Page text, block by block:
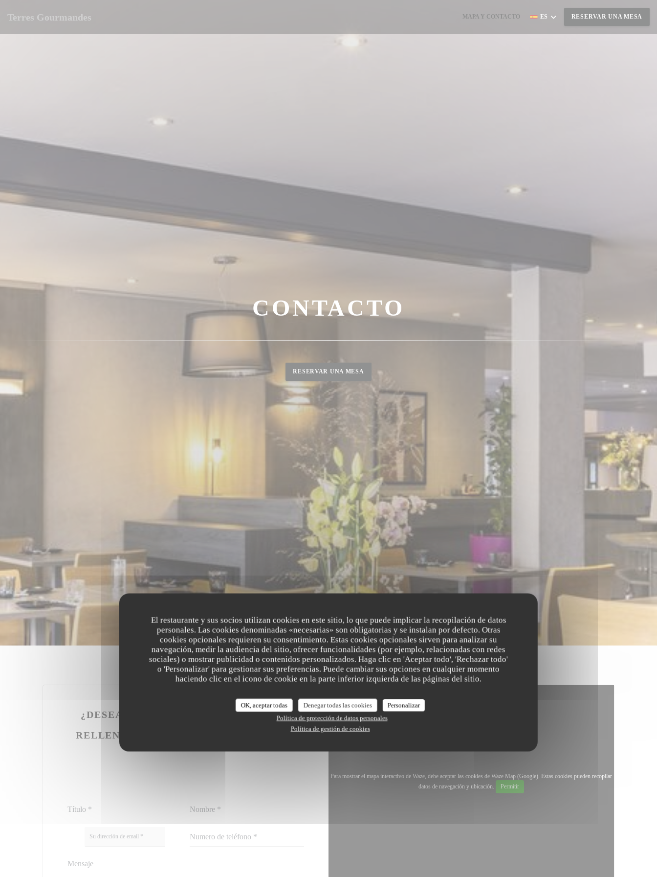
El restaurante y sus socios utilizan cookies en este sitio, lo que puede implicar la recopilación de datos
personales. Las cookies denominadas «necesarias» son obligatorias y se instalan por defecto. Otras
cookies opcionales requieren su consentimiento. Estas cookies opcionales sirven para analizar su
navegación, medir la audiencia del sitio, ofrecer funcionalidades (por ejemplo, relacionadas con redes
sociales) o mostrar publicidad o contenidos personalizados. Haga clic en 'Aceptar todo', 'Rechazar todo'
o 'Personalizar' para gestionar sus preferencias. Puede cambiar sus opciones en cualquier momento
haciendo clic en el icono de cookie en la parte inferior izquierda de las páginas del sitio.
OK, aceptar todas Denegar todas las cookies
Personalizar
Política de protección de datos personales
Política de gestión de cookies
Terres Gourmandes MAPA Y CONTACTO ES RESERVAR UNA MESA
CONTACTO
RESERVAR UNA MESA
¿DESEA PONERSE EN CONTACTO CON
RELLENE EL SIGUIENTE FORMULARIO.
Para mostrar el mapa interactivo de Waze, debe aceptar las cookies de Waze Map (Google). Estas cookies pueden recopilar
datos de navegación y ubicación.
Permitir